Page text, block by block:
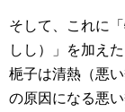
そして、これに
しし）」を加え
梔子は清熱（悪
の原因になる悪